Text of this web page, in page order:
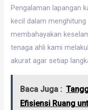
Pengalaman lapangan
kecil dalam
membahayakan
tenaga ahli kami
akurat agar setiap
Baca Juga :
Efisiensi Ruang